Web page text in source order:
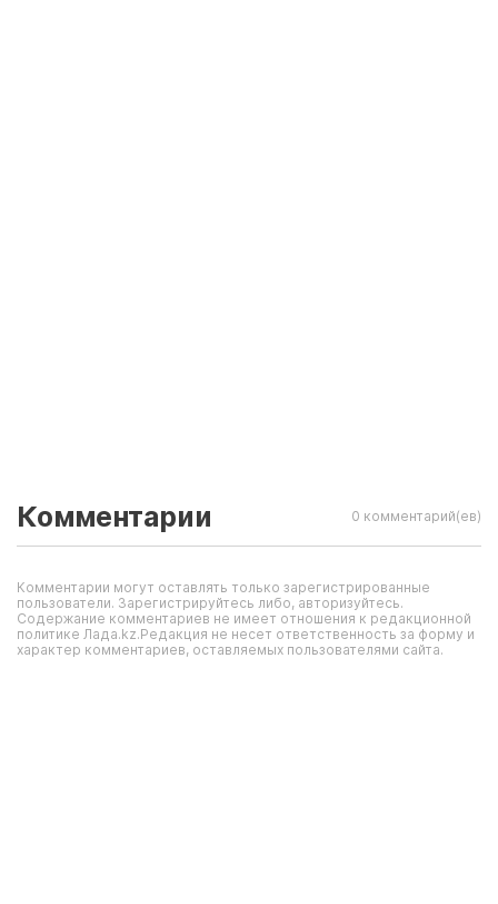
Комментарии 0 комментарий(ев)
Комментарии могут оставлять только зарегистрированные
пользователи. Зарегистрируйтесь либо, авторизуйтесь.
Содержание комментариев не имеет отношения к редакционной
политике Лада.kz.Редакция не несет ответственность за форму и
характер комментариев, оставляемых пользователями сайта.